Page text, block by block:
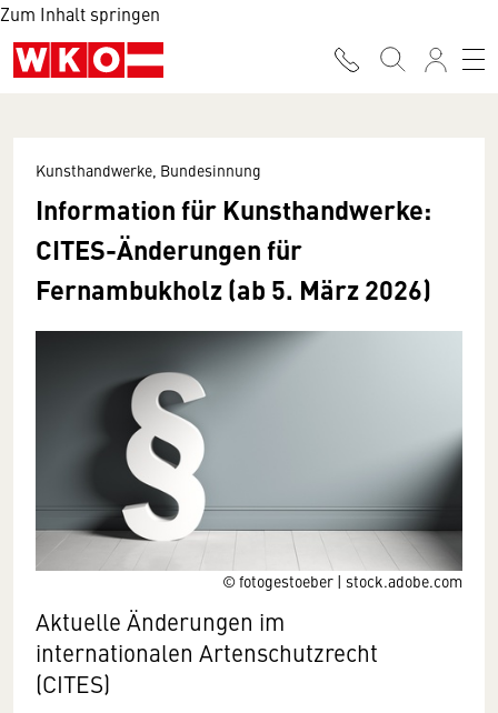
Zum Inhalt springen
© fotogestoeber | stock.adobe.com
Kunsthandwerke, Bundesinnung
Information für Kunsthandwerke:
CITES-Änderungen für
Fernambukholz (ab 5. März 2026)
Aktuelle Änderungen im
internationalen Artenschutzrecht
(CITES)